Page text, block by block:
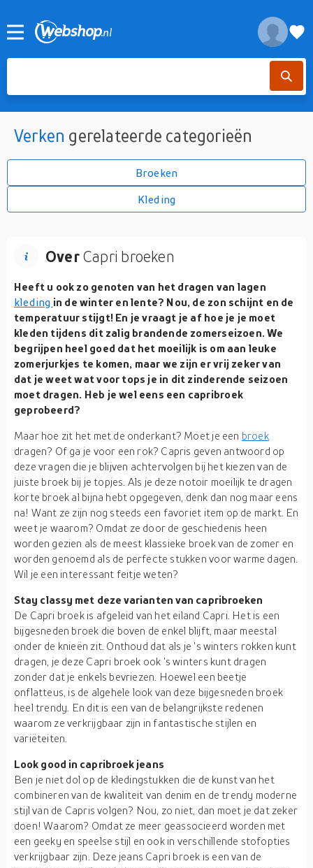
Verken gerelateerde categorieën
Broeken
Kleding
OverCapri broeken
Heeft u ook zo genoten van het dragen van lagen
kleding in de winter en lente? Nou, de zon schijnt en de
temperatuur stijgt! En je vraagt je af hoe je je moet
kleden tijdens dit zalig brandende zomerseizoen. We
begrijpen heel goed dat het moeilijk is om aan leuke
zomerjurkjes te komen, maar we zijn er vrij zeker van
dat je weet wat voor tops je in dit zinderende seizoen
moet dragen. Heb je wel eens een capribroek
geprobeerd?
Maar hoe zit het met de onderkant? Moet je een broek
dragen? Of ga je voor een rok? Capris geven antwoord op
deze vragen die je blijven achtervolgen bij het kiezen van de
juiste broek bij je topjes. Als je deze notoir moeilijk te dragen
korte broek al bijna hebt opgegeven, denk dan nog maar eens
na! Want ze zijn nog steeds een favoriet item op de markt. En
weet je waarom? Omdat ze door de geschiedenis heen
worden gezien als de meest klassieke broek van de zomer en
worden genoemd als de perfecte stukken voor warme dagen.
Wil je een interessant feitje weten?
Stay classy met deze varianten van capribroeken
De Capri broek is afgeleid van het eiland Capri. Het is een
bijgesneden broek die boven de enkel blijft, maar meestal
onder de knieën zit. Onthoud dat als je 's winters rokken kunt
dragen, je deze Capri broek ook 's winters kunt dragen
zonder dat je enkels bevriezen. Hoewel een beetje
onflatteus, is de algehele look van deze bijgesneden broek
heel trendy. En dit is een van de belangrijkste redenen
waarom ze verkrijgbaar zijn in fantastische stijlen en
variëteiten.
Look good in capribroek jeans
Ben je niet dol op de kledingstukken die de kunst van het
combineren van de kwaliteit van denim en de trendy moderne
stijl van de Capris volgen? Nou, zo niet, dan moet je dat zeker
doen! Waarom? Omdat ze meer geassocieerd worden met
een geeky en speelse stijl en ook in verschillende stofopties
verkrijgbaar zijn. Deze jeans Capri broek is een van de